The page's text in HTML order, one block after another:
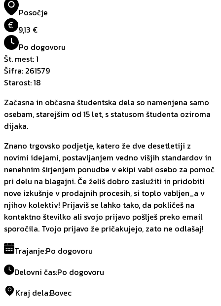
Posočje
€ 9,13 €
Po dogovoru
Št. mest:1
Šifra: 261579
Starost:18
Začasna in občasna študentska dela so namenjena samo
osebam, starejšim od 15 let, s statusom študenta oziroma
dijaka.
Znano trgovsko podjetje, katero že dve desetletiji z
novimi idejami, postavljanjem vedno višjih standardov in
nenehnim širjenjem ponudbe v ekipi vabi osebo za pomoč
pri delu na blagajni. Če želiš dobro zaslužiti in pridobiti
nove izkušnje v prodajnih procesih, si toplo vabljen_a v
njihov kolektiv! Prijaviš se lahko tako, da pokličeš na
kontaktno številko ali svojo prijavo pošlješ preko email
sporočila. Tvojo prijavo že pričakujejo, zato ne odlašaj!
Trajanje:Po dogovoru
Delovni čas:Po dogovoru
Kraj dela:Bovec